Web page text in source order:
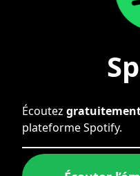
Écoutez
plateforme Spotify.